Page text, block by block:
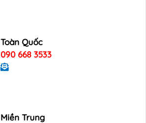
Toàn Quốc
090 668 3533
Miền Trung